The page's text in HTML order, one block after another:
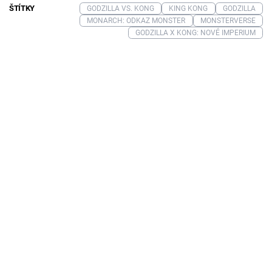
ŠTÍTKY GODZILLA VS. KONG KING KONG
GODZILLA
MONARCH: ODKAZ MONSTER
MONSTERVERSE
GODZILLA X KONG: NOVÉ IMPERIUM